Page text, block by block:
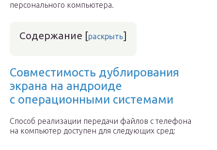
персонального компьютера.
Содержание [раскрыть]
Совместимость дублирования
экрана на андроиде
с операционными системами
Способ реализации передачи файлов с телефона
на компьютер доступен для следующих сред: